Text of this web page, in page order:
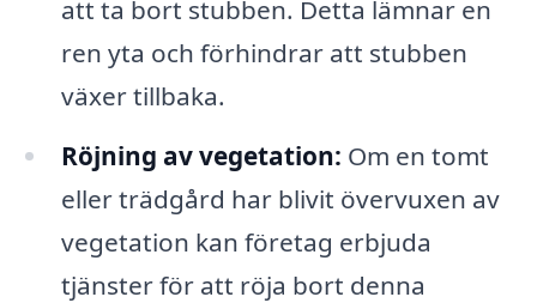
att ta bort stubben. Detta lämnar en
ren yta och förhindrar att stubben
växer tillbaka.
Röjning av vegetation: Om en tomt
eller trädgård har blivit övervuxen av
vegetation kan företag erbjuda
tjänster för att röja bort denna